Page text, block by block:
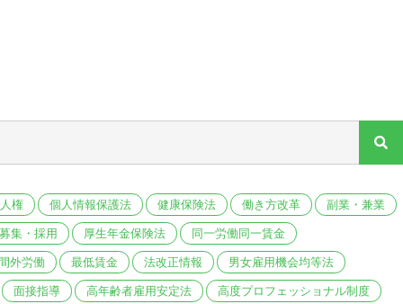
人権 個人情報保護法 健康保険法 働き方改革 副業・兼業
募集・採用 厚生年金保険法 同一労働同一賃金
外労働 最低賃金 法改正情報 男女雇用機会均等法
面接指導 高年齢者雇用安定法 高度プロフェッショナル制度